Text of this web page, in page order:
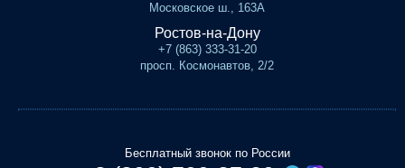
Московское ш., 163А
Ростов-на-Дону
+7 (863) 333-31-20
просп. Космонавтов, 2/2
Бесплатный звонок по России